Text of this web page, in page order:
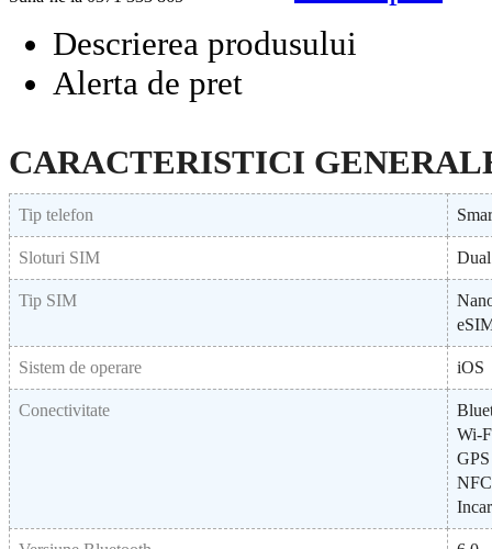
Descrierea produsului
Alerta de pret
CARACTERISTICI
Tip telefon
Sloturi SIM
Tip SIM
Sistem de operare iOS
Conectivitate
Wi-
GPS
NFC